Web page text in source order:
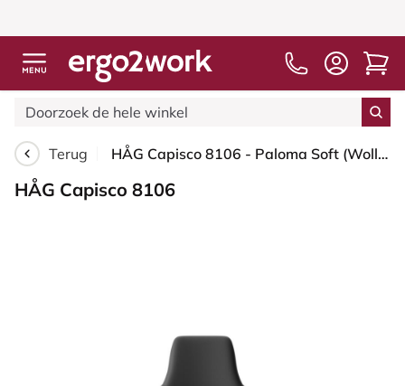
Terug HÅG Capisco 8106 - Paloma Soft (Wollsdorf) - Semi-aniline Leder - PL56100 Black - Wit - 200 mm (Zithoogte 46-64mm) - Zachte wielen t.b.v. harde vloeren
HÅG Capisco 8106